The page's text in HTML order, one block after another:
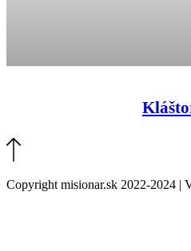
Copyright misionar.sk 2022-2024 |